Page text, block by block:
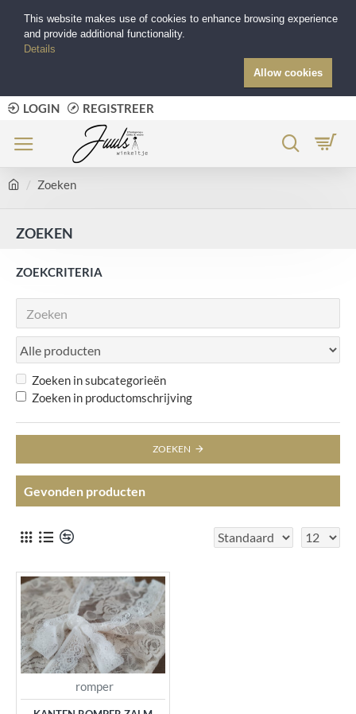
LOGIN REGISTREER
Zoeken
ZOEKEN
ZOEKCRITERIA
Zoeken in subcategorieën
Zoeken in productomschrijving
ZOEKEN
Gevonden producten
romper
This website makes use of cookies to enhance browsing experience
and provide additional functionality.
Details
Allow cookies